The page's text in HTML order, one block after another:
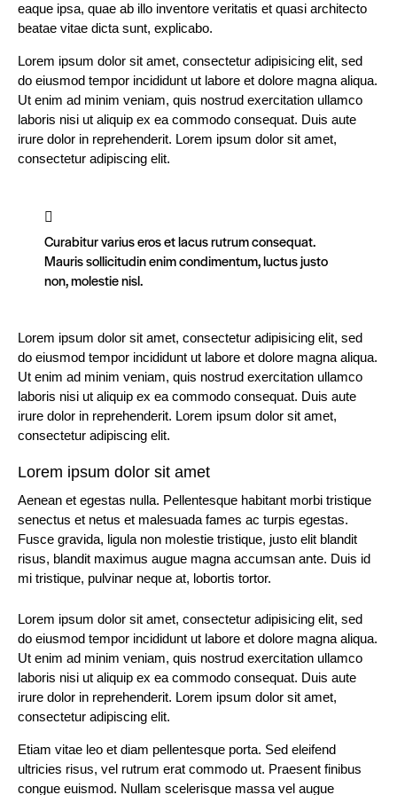
eaque ipsa, quae ab illo inventore veritatis et quasi architecto
beatae vitae dicta sunt, explicabo.
Lorem ipsum dolor sit amet, consectetur adipisicing elit, sed
do eiusmod tempor incididunt ut labore et dolore magna aliqua.
Ut enim ad minim veniam, quis nostrud exercitation ullamco
laboris nisi ut aliquip ex ea commodo consequat. Duis aute
irure dolor in reprehenderit. Lorem ipsum dolor sit amet,
consectetur adipiscing elit.
Curabitur varius eros et lacus rutrum consequat.
Mauris sollicitudin enim condimentum, luctus justo
non, molestie nisl.
Lorem ipsum dolor sit amet, consectetur adipisicing elit, sed
do eiusmod tempor incididunt ut labore et dolore magna aliqua.
Ut enim ad minim veniam, quis nostrud exercitation ullamco
laboris nisi ut aliquip ex ea commodo consequat. Duis aute
irure dolor in reprehenderit. Lorem ipsum dolor sit amet,
consectetur adipiscing elit.
Lorem ipsum dolor sit amet
Aenean et egestas nulla. Pellentesque habitant morbi tristique
senectus et netus et malesuada fames ac turpis egestas.
Fusce gravida, ligula non molestie tristique, justo elit blandit
risus, blandit maximus augue magna accumsan ante. Duis id
mi tristique, pulvinar neque at, lobortis tortor.
Lorem ipsum dolor sit amet, consectetur adipisicing elit, sed
do eiusmod tempor incididunt ut labore et dolore magna aliqua.
Ut enim ad minim veniam, quis nostrud exercitation ullamco
laboris nisi ut aliquip ex ea commodo consequat. Duis aute
irure dolor in reprehenderit. Lorem ipsum dolor sit amet,
consectetur adipiscing elit.
Etiam vitae leo et diam pellentesque porta. Sed eleifend
ultricies risus, vel rutrum erat commodo ut. Praesent finibus
congue euismod. Nullam scelerisque massa vel augue